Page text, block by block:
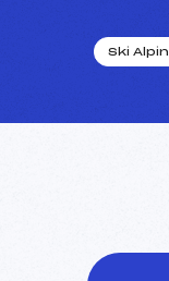
Ski Alpin